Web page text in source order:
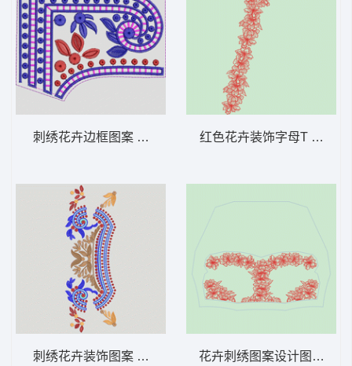
刺绣花卉边框图案 雕孔
刺绣花卉装饰图案 雕孔 幅杂 条码
红色花卉装饰字母T 花条
花卉刺绣图案设计图 花条